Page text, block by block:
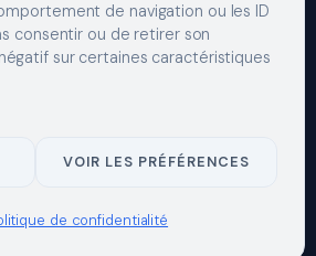
de navigation ou les ID
consentir ou de retirer son
sur certaines caractéristiques
VOIR LES PRÉFÉRENCES
de confidentialité
COOKIES À PROPOS